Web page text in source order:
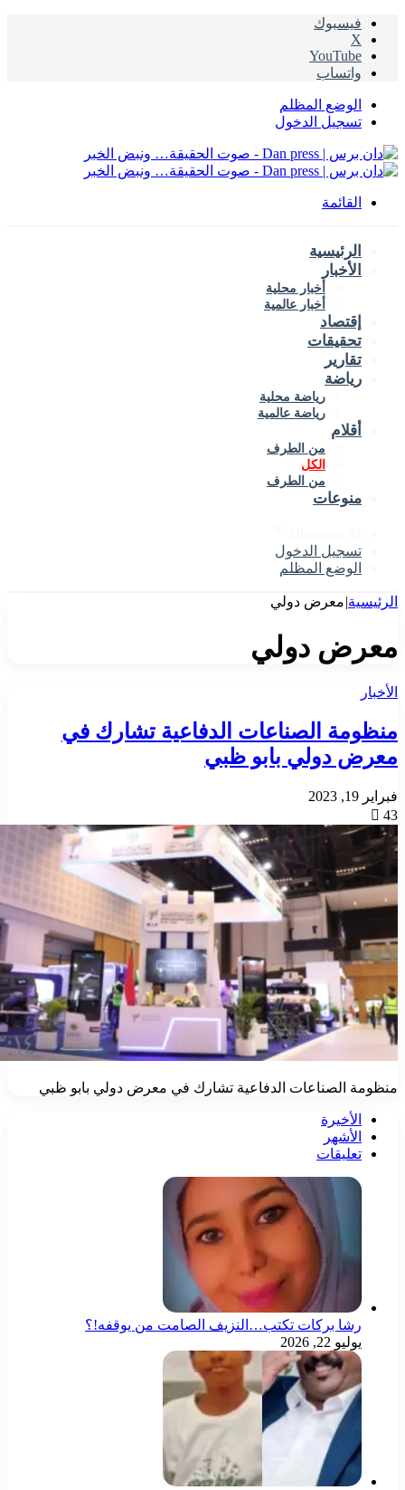
المظلم
الدخول
أخبار محلية
أخبار عالمية
رياضة محلية
رياضة عالمية
من الطرف
من الطرف
الدخول
المظلم
|معرض دولي
دولي
الصناعات الدفاعية تشارك في
دولي بابو ظبي
الصناعات الدفاعية تشارك في معرض دولي بابو ظبي
بركات تكتب…النزيف الصامت من يوقفه!؟